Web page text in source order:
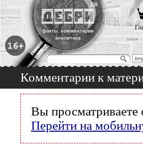
Комментарии к
Вы
Перейти на